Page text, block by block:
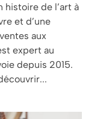
histoire de l’art à
et d’une
aux
expert au
depuis 2015.